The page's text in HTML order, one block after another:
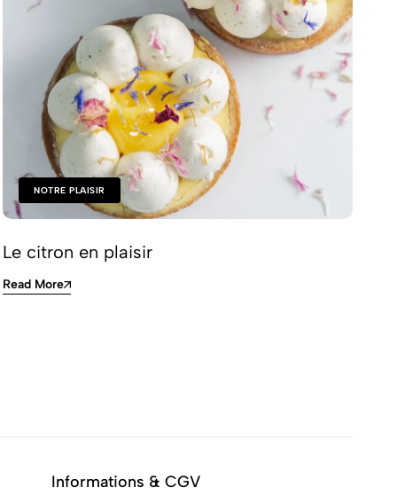
NOTRE PLAISIR
Le citron en plaisir
Read More
Informations & CGV